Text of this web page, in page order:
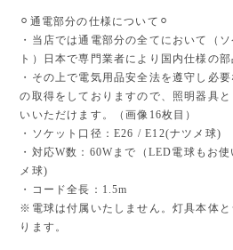
⚪︎通電部分の仕様について⚪︎
・当店では通電部分の全てにおいて（
ト）日本で専門業者により国内仕様の
・その上で電気用品安全法を遵守し必
の取得をしておりますので、照明器具
いいただけます。（画像16枚目）
・ソケット口径：E26 / E12(ナツメ球)
・対応W数：60Wまで（LED電球もお
メ球)
・コード全長：1.5m
※電球は付属いたしません。灯具本体
ります。